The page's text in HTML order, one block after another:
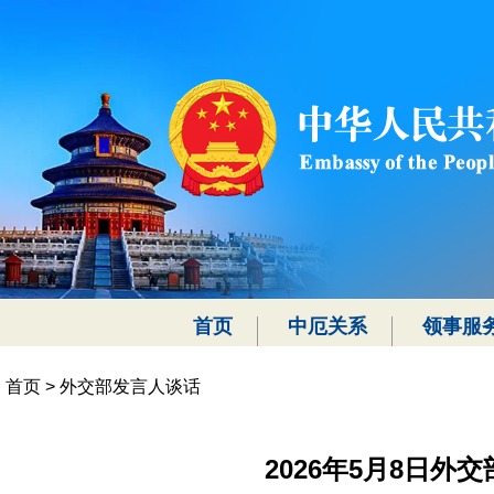
首页 中厄关系 领事服
首页 > 外交部发言人谈话
2026年5月8日外